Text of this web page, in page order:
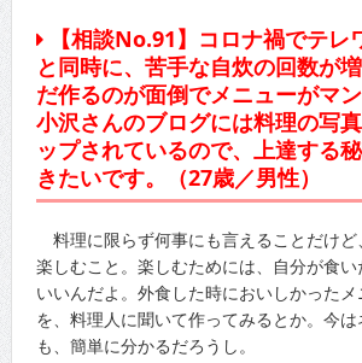
【相談No.91】コロナ禍でテレ
と同時に、苦手な自炊の回数が
だ作るのが面倒でメニューがマン
小沢さんのブログには料理の写
ップされているので、上達する
きたいです。（27歳／男性）
料理に限らず何事にも言えることだけど
楽しむこと。楽しむためには、自分が食
いいんだよ。外食した時においしかった
を、料理人に聞いて作ってみるとか。今
も、簡単に分かるだろうし。